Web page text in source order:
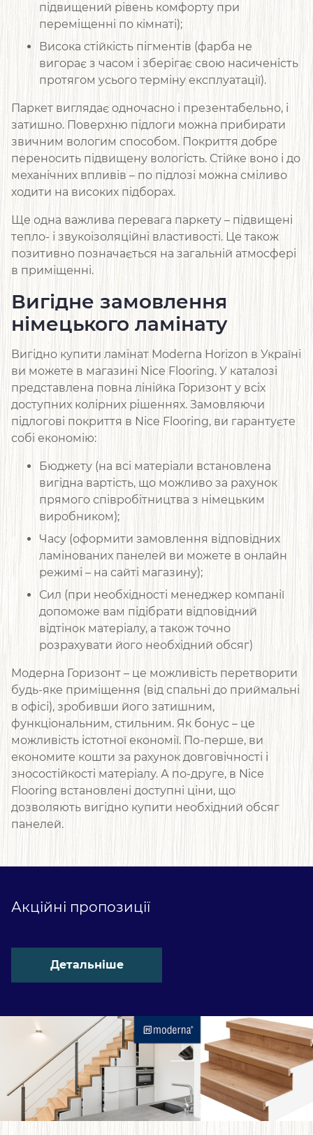
підвищений рівень комфорту при
переміщенні по кімнаті);
Висока стійкість пігментів (фарба не
вигорає з часом і зберігає свою насиченість
протягом усього терміну експлуатації).
Паркет виглядає одночасно і презентабельно, і
затишно. Поверхню підлоги можна прибирати
звичним вологим способом. Покриття добре
переносить підвищену вологість. Стійке воно і до
механічних впливів – по підлозі можна сміливо
ходити на високих підборах.
Ще одна важлива перевага паркету – підвищені
тепло- і звукоізоляційні властивості. Це також
позитивно позначається на загальній атмосфері
в приміщенні.
Вигідне замовлення
німецького ламінату
Вигідно купити ламінат Moderna Horizon в Україні
ви можете в магазині Nice Flooring. У каталозі
представлена ​​повна лінійка Горизонт у всіх
доступних колірних рішеннях. Замовляючи
підлогові покриття в Nice Flooring, ви гарантуєте
собі економію:
Бюджету (на всі матеріали встановлена ​​
вигідна вартість, що можливо за рахунок
прямого співробітництва з німецьким
виробником);
Часу (оформити замовлення відповідних
ламінованих панелей ви можете в онлайн
режимі – на сайті магазину);
Сил (при необхідності менеджер компанії
допоможе вам підібрати відповідний
відтінок матеріалу, а також точно
розрахувати його необхідний обсяг)
Модерна Горизонт – це можливість перетворити
будь-яке приміщення (від спальні до приймальні
в офісі), зробивши його затишним,
функціональним, стильним. Як бонус – це
можливість істотної економії. По-перше, ви
економите кошти за рахунок довговічності і
зносостійкості матеріалу. А по-друге, в Nice
Flooring встановлені доступні ціни, що
дозволяють вигідно купити необхідний обсяг
панелей.
Акційні пропозиції
Детальніше